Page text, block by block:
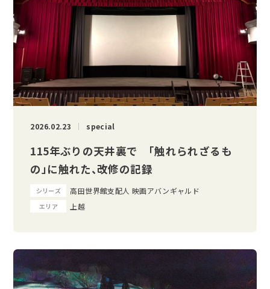
2026.02.23 special
115年ぶりの天井裏で 「触れられざるも
の」に触れた、改修の記録
シリーズ 高田世界館支配人 映画アバンギャルド
エリア 上越